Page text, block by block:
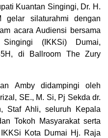
Kuantan Singingi, Dr. H.
gelar silaturahmi dengan
acara Audiensi bersama
(IKKSi) Dumai,
di Ballroom The Zury
Amby didampingi oleh
SE., M. Si, Pj Sekda dr.
Staf Ahli, seluruh Kepala
Tokoh Masyarakat serta
Kota Dumai Hj. Raja